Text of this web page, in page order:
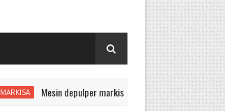
Mesin depulper markisa dan pemasak sirup markisa